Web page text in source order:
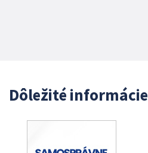
Dôležité informácie